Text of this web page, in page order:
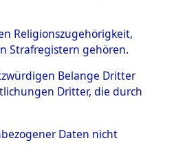
(84611354)
Religionszugehörigkeit,
Strafregistern gehören.
Belange Dritter
Dritter, die durch
Daten nicht